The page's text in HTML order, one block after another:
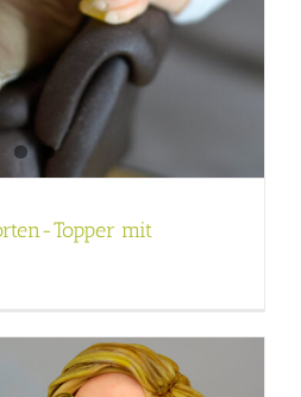
Topper mit